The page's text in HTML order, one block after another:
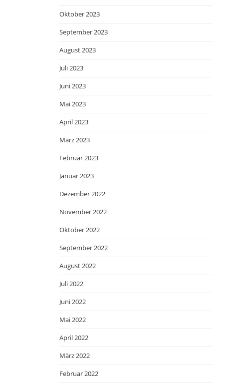
Oktober 2023
September 2023
August 2023
Juli 2023
Juni 2023
Mai 2023
April 2023
März 2023
Februar 2023
Januar 2023
Dezember 2022
November 2022
Oktober 2022
September 2022
August 2022
Juli 2022
Juni 2022
Mai 2022
April 2022
März 2022
Februar 2022